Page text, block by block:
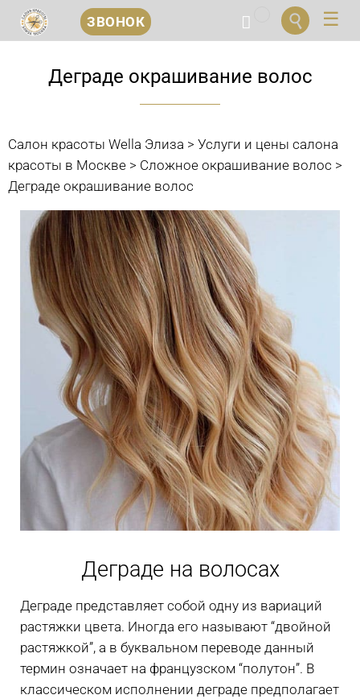
ЗВОНОК  
содержанию
Деграде окрашивание волос
Салон красоты Wella Элиза > Услуги и цены салона
красоты в Москве > Сложное окрашивание волос >
Деграде окрашивание волос
Деграде на волосах
Деграде представляет собой одну из вариаций
растяжки цвета. Иногда его называют “двойной
растяжкой”, а в буквальном переводе данный
термин означает на французском “полутон”. В
классическом исполнении деграде предполагает